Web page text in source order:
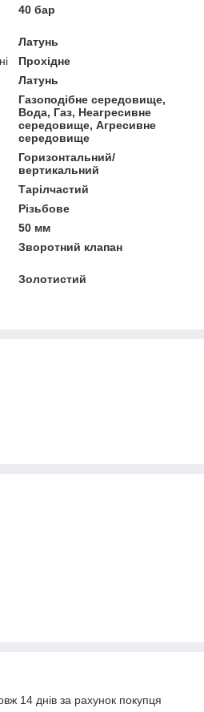
40 бар
Латунь
Прохідне
Латунь
Газоподібне середовище,
Вода, Газ, Неагресивне
середовище, Агресивне
середовище
Горизонтальний/
вертикальний
Тарілчастий
Різьбове
50 мм
Зворотний клапан
Золотистий
14 днів за рахунок покупця